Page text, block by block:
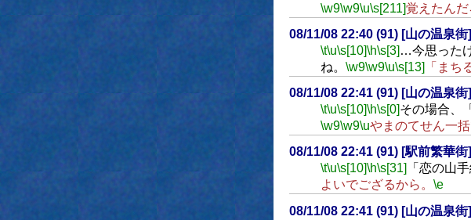
\w9\w9\u\s[211]覚えたんだ
08/11/08 22:40 (91) [山の温泉街]
\t\u\s[10]\h\s[3] …今思った
ね。 \w9\w9\u\s[13] 「まち
08/11/08 22:41 (91) [山の温泉街]
\t\u\s[10]\h\s[0]その場合、
\w9\w9\uやまのてせん一
08/11/08 22:41 (91) [駅前繁華街]
\t\u\s[10] \h\s[31] 「恋の山
よいでござるから。 \e
08/11/08 22:41 (91) [山の温泉街]